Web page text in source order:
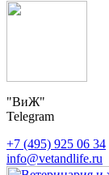
"ВиЖ"
Telegram
+7 (495) 925 06 34
info@vetandlife.ru